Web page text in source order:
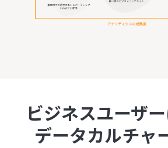
ビジネスユーザー
データカルチャ